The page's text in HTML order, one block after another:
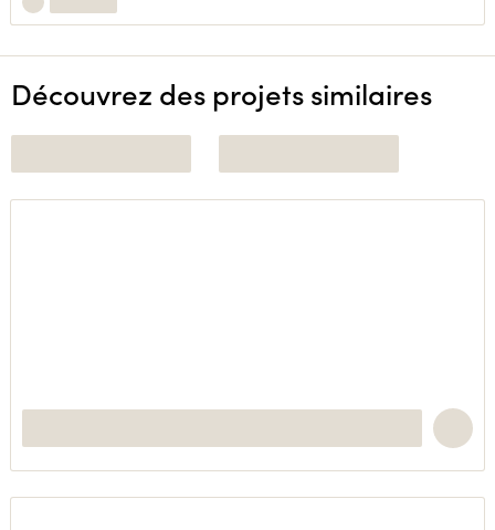
Découvrez des projets similaires